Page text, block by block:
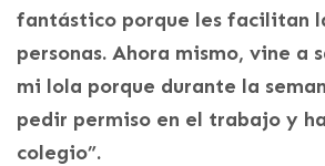
fantástico porque les facilitan
personas. Ahora mismo, vine a
mi lola porque durante la
pedir permiso en el trabajo y
colegio”.